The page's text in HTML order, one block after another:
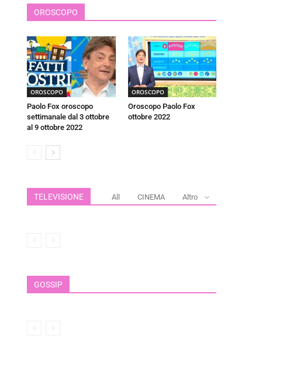
OROSCOPO
OROSCOPO
Paolo Fox oroscopo
settimanale dal 3 ottobre
al 9 ottobre 2022
OROSCOPO
Oroscopo Paolo Fox
ottobre 2022
TELEVISIONE All CINEMA Altro
GOSSIP